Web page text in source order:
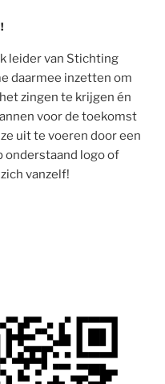
leider van Stichting
daarmee inzetten om
zingen te krijgen én
voor de toekomst
uit te voeren door een
onderstaand logo of
vanzelf!